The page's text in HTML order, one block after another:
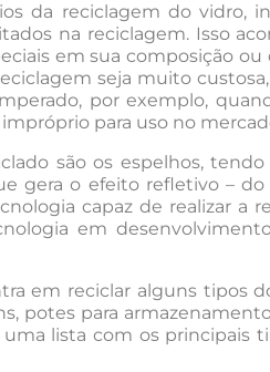
da reciclagem do vidro,
na reciclagem. Isso
em sua composição ou
seja muito
por exemplo,
para uso no
são os espelhos,
gera o efeito refletivo –
capaz de realizar a
em
em reciclar alguns tipos
potes para
uma lista com os principais